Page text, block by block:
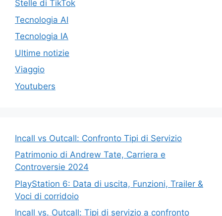
Stelle di TikTok
Tecnologia AI
Tecnologia IA
Ultime notizie
Viaggio
Youtubers
Incall vs Outcall: Confronto Tipi di Servizio
Patrimonio di Andrew Tate, Carriera e
Controversie 2024
PlayStation 6: Data di uscita, Funzioni, Trailer &
Voci di corridoio
Incall vs. Outcall: Tipi di servizio a confronto